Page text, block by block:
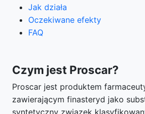
Jak działa
Oczekiwane efekty
FAQ
Czym jest Proscar?
Proscar jest produktem
zawierającym finasteryd jako
syntetyczny związek